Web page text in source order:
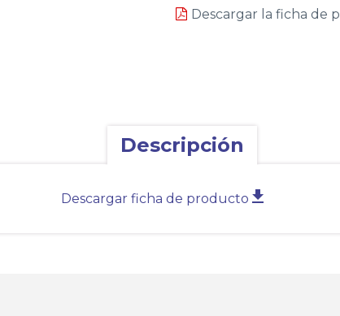
Descargar la ficha de
Descripción
Descargar ficha de producto